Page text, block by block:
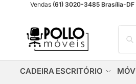
Vendas (61) 3020-3485 Brasília-
CADEIRA ESCRITÓRIO